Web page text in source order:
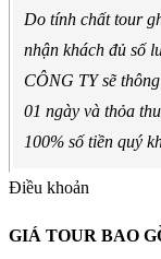
Do tính chất tour
nhận khách đủ số
CÔNG TY sẽ
01 ngày và thỏa
100% số tiền quý
Điều khoản
GIÁ TOUR BAO